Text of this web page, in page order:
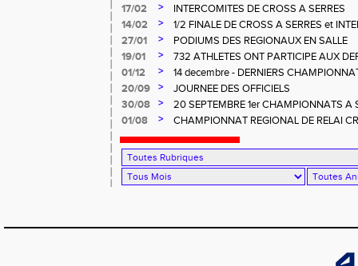
17/02
>
INTERCOMITES DE CROSS A SERRES
14/02
>
1/2 FINALE DE CROSS A SERRES et
27/01
>
PODIUMS DES REGIONAUX EN SALLE
19/01
>
732 ATHLETES ONT PARTICIPE AUX
CROSS à LA CRAU
01/12 >
14 decembre - DERNIERS
20/09
>
JOURNEE DES OFFICIELS
30/08
>
20 SEPTEMBRE 1er CHAMPIONNATS A
RENCONTRE OFFICIELS A LA FARLEDE
01/08 >
CHAMPIONNAT REGIONAL DE RELAI